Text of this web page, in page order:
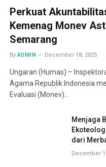
Perkuat
Kemenag Monev
Semarang
By ADMIN December 18, 2025
Ungaran (Humas) –
Agama Republik Indonesia
Evaluasi (Monev)…
Menjaga
dari
December